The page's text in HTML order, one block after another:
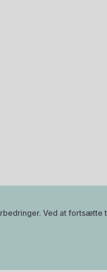
Ved at fortsætte